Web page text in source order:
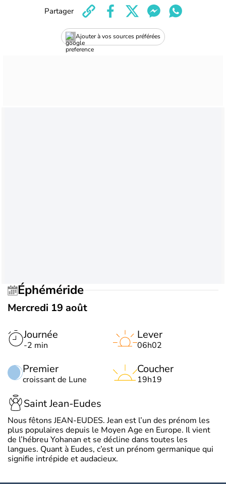
Ajouter à vos sources préférées
Partager
Éphéméride
Mercredi 19 août
Journée
-2 min
Premier
croissant de Lune
Lever
06h02
Coucher
19h19
Saint Jean-Eudes
Nous fêtons JEAN-EUDES. Jean est l’un des prénom les
plus populaires depuis le Moyen Age en Europe. Il vient
de l’hébreu Yohanan et se décline dans toutes les
langues. Quant à Eudes, c’est un prénom germanique qui
signifie intrépide et audacieux.